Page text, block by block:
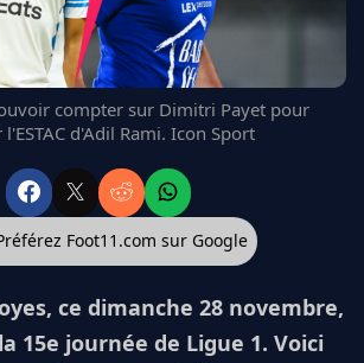
compter sur Dimitri Payet pour
d'Adil Rami. Icon Sport
Foot11.com sur Google
ce dimanche 28 novembre,
15e journée de Ligue 1. Voici